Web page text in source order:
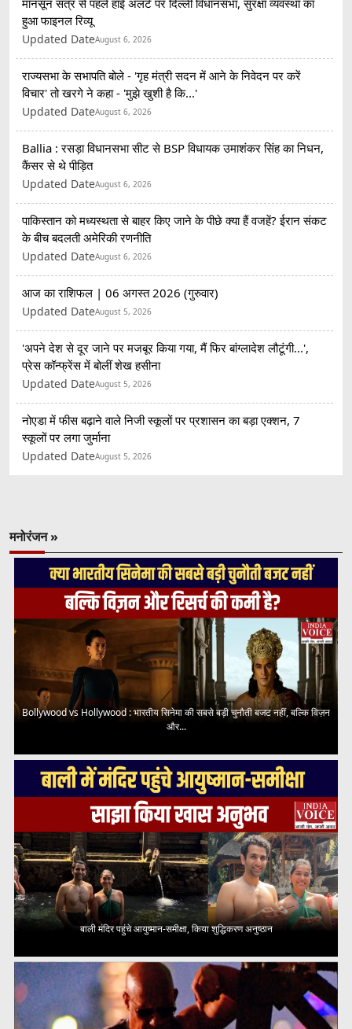
मानसून सत्र से पहले हाई अलर्ट पर दिल्ली विधानसभा, सुरक्षा व्यवस्था का
हुआ फाइनल रिव्यू
Updated DateAugust 6, 2026
राज्यसभा के सभापति बोले - 'गृह मंत्री सदन में आने के निवेदन पर करें
विचार' तो खरगे ने कहा - 'मुझे खुशी है कि...'
Updated DateAugust 6, 2026
Ballia : रसड़ा विधानसभा सीट से BSP विधायक उमाशंकर सिंह का निधन,
कैंसर से थे पीड़ित
Updated DateAugust 6, 2026
पाकिस्तान को मध्यस्थता से बाहर किए जाने के पीछे क्या हैं वजहें? ईरान संकट
के बीच बदलती अमेरिकी रणनीति
Updated DateAugust 6, 2026
आज का राशिफल | 06 अगस्त 2026 (गुरुवार)
Updated DateAugust 5, 2026
'अपने देश से दूर जाने पर मजबूर किया गया, मैं फिर बांग्लादेश लौटूंगी...',
प्रेस कॉन्फ्रेंस में बोलीं शेख हसीना
Updated DateAugust 5, 2026
नोएडा में फीस बढ़ाने वाले निजी स्कूलों पर प्रशासन का बड़ा एक्शन, 7
स्कूलों पर लगा जुर्माना
Updated DateAugust 5, 2026
मनोरंजन »
Bollywood vs Hollywood : भारतीय सिनेमा की सबसे बड़ी चुनौती बजट नहीं, बल्कि विज़न
और...
बाली मंदिर पहुंचे आयुष्मान-समीक्षा, किया शुद्धिकरण अनुष्ठान